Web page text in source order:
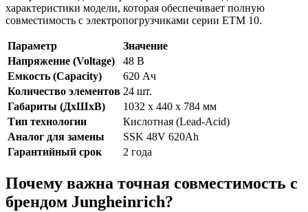
характеристики модели, которая обеспечивает полную
совместимость с электропогрузчиками серии ETM 10.
Параметр
Значение
Напряжение (Voltage)
48 В
Емкость (Capacity)
620 Ач
Количество элементов 24 шт.
Габариты (ДхШхВ)
1032 x 440 x 784 мм
Тип технологии
Кислотная (Lead-Acid)
Аналог для замены
SSK 48V 620Ah
Гарантийный срок
2 года
Почему важна точная совместимость с
брендом Jungheinrich?